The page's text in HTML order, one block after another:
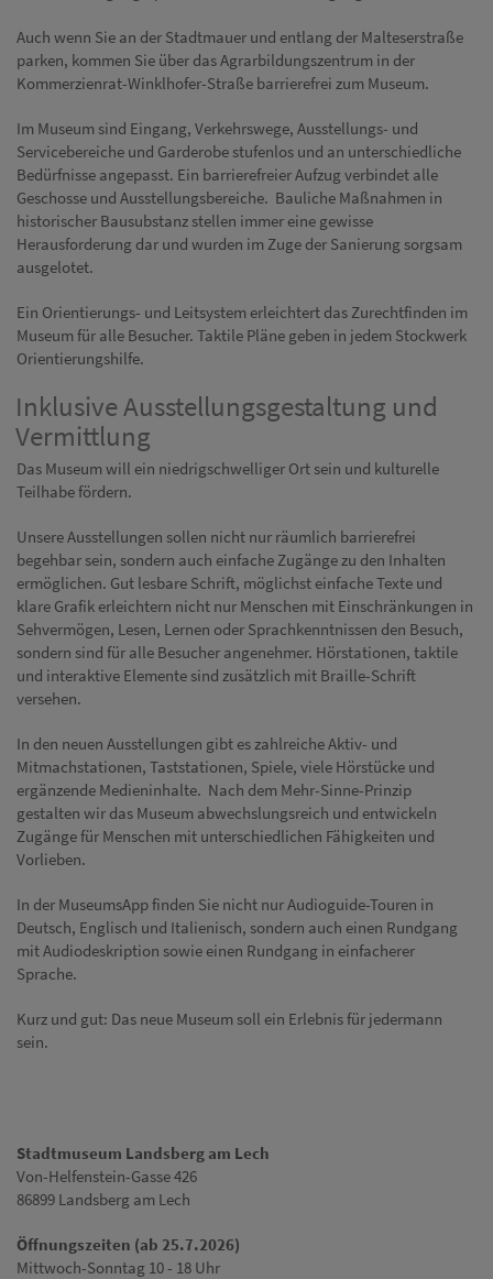
ausschließlich auf unseren eigenen Servern gespeichert. Eine
Übertragung an Dritte erfolgt nicht. Wir verwenden die Funktion
AnonymizeIP zur Anonymisierung Ihrer IP-Adresse, so dass diese gekürzt
werden kann.
YouTube / Vimeo
Videos werden über die Plattformen YouTube oder Vimeo eingebunden.
Wir nutzen YouTube im erweiterten Datenschutzmodus. Dieser Modus
bewirkt laut YouTube, dass YouTube keine Informationen über die
Besucher auf dieser Website speichert, bevor diese sich das Video
ansehen.
Eingebundene Inhalte
Optional sind externe Inhalte auf den Seiten dieser Website
eingebunden. Das können Kartendienste wie z.B. Google Maps sein
Auch wenn Sie an der Stadtmauer und entlang der Malteserstraße
parken, kommen Sie über das Agrarbildungszentrum in der
Kommerzienrat-Winklhofer-Straße barrierefrei zum Museum.
Im Museum sind Eingang, Verkehrswege, Ausstellungs- und
Servicebereiche und Garderobe stufenlos und an unterschiedliche
Bedürfnisse angepasst. Ein barrierefreier Aufzug verbindet alle
Geschosse und Ausstellungsbereiche. Bauliche Maßnahmen in
historischer Bausubstanz stellen immer eine gewisse
Herausforderung dar und wurden im Zuge der Sanierung sorgsam
ausgelotet.
Ein Orientierungs- und Leitsystem erleichtert das Zurechtfinden im
Museum für alle Besucher. Taktile Pläne geben in jedem Stockwerk
Orientierungshilfe.
Inklusive Ausstellungsgestaltung und
Vermittlung
Das Museum will ein niedrigschwelliger Ort sein und kulturelle
Teilhabe fördern.
Unsere Ausstellungen sollen nicht nur räumlich barrierefrei
begehbar sein, sondern auch einfache Zugänge zu den Inhalten
ermöglichen. Gut lesbare Schrift, möglichst einfache Texte und
klare Grafik erleichtern nicht nur Menschen mit Einschränkungen in
Sehvermögen, Lesen, Lernen oder Sprachkenntnissen den Besuch,
sondern sind für alle Besucher angenehmer. Hörstationen, taktile
und interaktive Elemente sind zusätzlich mit Braille-Schrift
versehen.
In den neuen Ausstellungen gibt es zahlreiche Aktiv- und
Mitmachstationen, Taststationen, Spiele, viele Hörstücke und
ergänzende Medieninhalte. Nach dem Mehr-Sinne-Prinzip
gestalten wir das Museum abwechslungsreich und entwickeln
Zugänge für Menschen mit unterschiedlichen Fähigkeiten und
Vorlieben.
In der MuseumsApp finden Sie nicht nur Audioguide-Touren in
Deutsch, Englisch und Italienisch, sondern auch einen Rundgang
mit Audiodeskription sowie einen Rundgang in einfacherer
Sprache.
Kurz und gut: Das neue Museum soll ein Erlebnis für jedermann
sein.
Stadtmuseum Landsberg am Lech
Von-Helfenstein-Gasse 426
86899 Landsberg am Lech
Öffnungszeiten (ab 25.7.2026)
Mittwoch-Sonntag 10 - 18 Uhr